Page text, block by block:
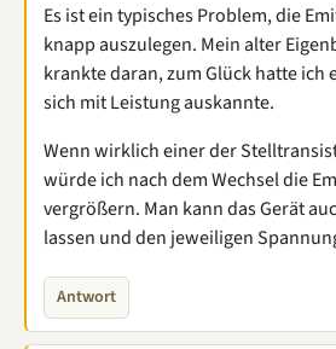
Es ist ein typisches Problem, die
knapp auszulegen. Mein alter
krankte daran, zum Glück hatte ich
sich mit Leistung auskannte.
Wenn wirklich einer der
würde ich nach dem Wechsel die
vergrößern. Man kann das Gerät
lassen und den jeweiligen
Antwort